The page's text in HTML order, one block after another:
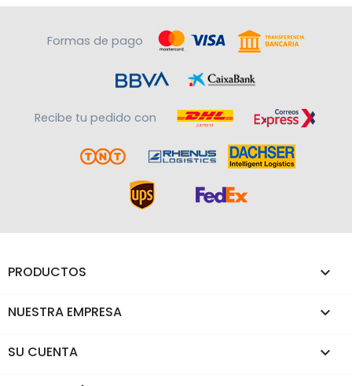
Formas de pago
Recibe tu pedido con
PRODUCTOS 
NUESTRA EMPRESA 
SU CUENTA 